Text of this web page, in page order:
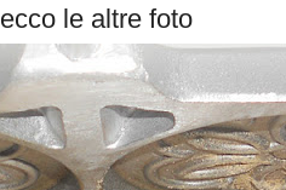
ecco le altre foto